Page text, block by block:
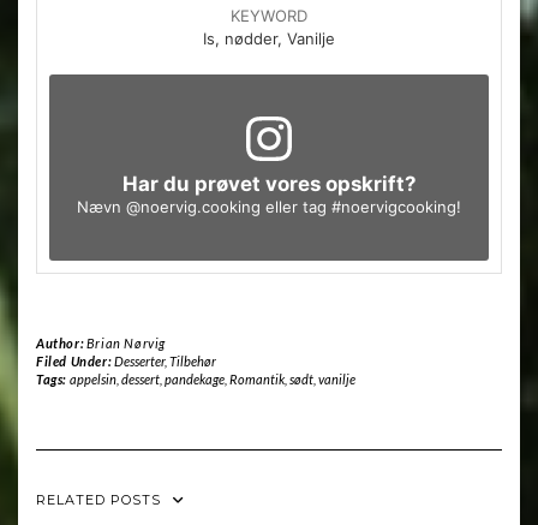
KEYWORD
Is, nødder, Vanilje
Har du prøvet vores opskrift?
Nævn @noervig.cooking eller tag #noervigcooking!
Author:Brian Nørvig
Filed Under:Desserter, Tilbehør
Tags: appelsin, dessert, pandekage, Romantik, sødt, vanilje
RELATED POSTS